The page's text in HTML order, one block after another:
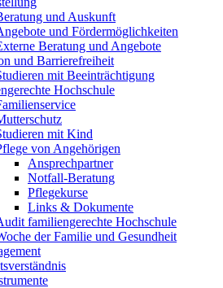
und Auskunft
und Fördermöglichkeiten
Beratung und Angebote
und Barrierefreiheit
mit Beeinträchtigung
Hochschule
mit Kind
von Angehörigen
Ansprechpartner
Notfall-Beratung
Pflegekurse
Links & Dokumente
familiengerechte Hochschule
der Familie und Gesundheit